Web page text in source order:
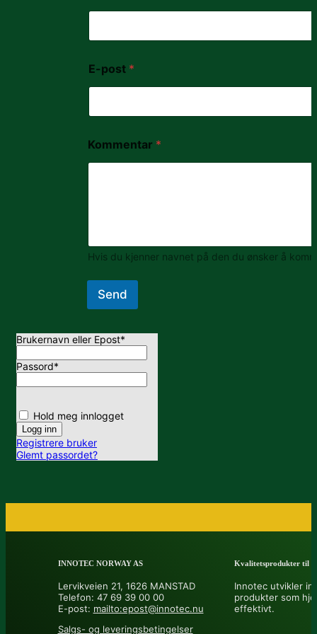
Brukernavn eller Epost*
Passord*
Hold meg innlogget
Registrere bruker
Glemt passordet?
E-post *
Kommentar *
Hvis du kjenner navnet på den du ønsker å
Send
INNOTEC NORWAY AS
Lervikveien 21, 1626 MANSTAD
Telefon: 47 69 39 00 00
E-post: mailto:epost@innotec.nu
Salgs- og leveringsbetingelser
Kvalitetsprodukter til å
Innotec utvikler
produkter som
effektivt.